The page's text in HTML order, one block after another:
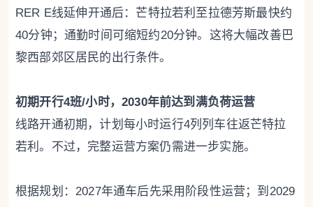
RER E线延伸开通后：芒特拉若利至拉德芳斯最快约
40分钟；通勤时间可缩短约20分钟。这将大幅改善巴
黎西部郊区居民的出行条件。
初期开行4班/小时，2030年前达到满负荷运营
线路开通初期，计划每小时运行4列列车往返芒特拉
若利。不过，完整运营方案仍需进一步实施。
根据规划：2027年通车后先采用阶段性运营；到2029